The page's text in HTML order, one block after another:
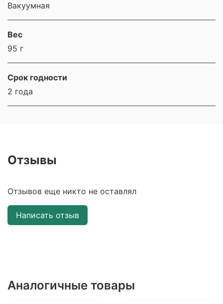
Вакуумная
Вес
95 г
Срок годности
2 года
Отзывы
Отзывов еще никто не оставлял
Написать отзыв
Аналогичные товары